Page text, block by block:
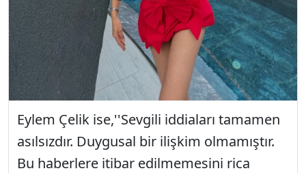
Eylem Çelik ise,''Sevgili iddiaları tamamen
asılsızdır. Duygusal bir ilişkim olmamıştır.
Bu haberlere itibar edilmemesini rica